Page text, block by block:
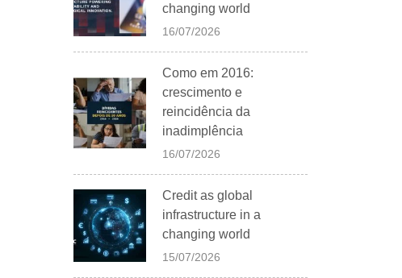
changing world
16/07/2026
Como em 2016:
crescimento e
reincidência da
inadimplência
16/07/2026
Credit as global
infrastructure in a
changing world
15/07/2026